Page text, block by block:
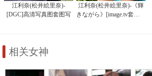
江利奈(松井絵里奈)-
[DGC]高清写真图套图写
江利奈(松井絵里奈)-《輝
きながら》[image.tv套图写
相关女神